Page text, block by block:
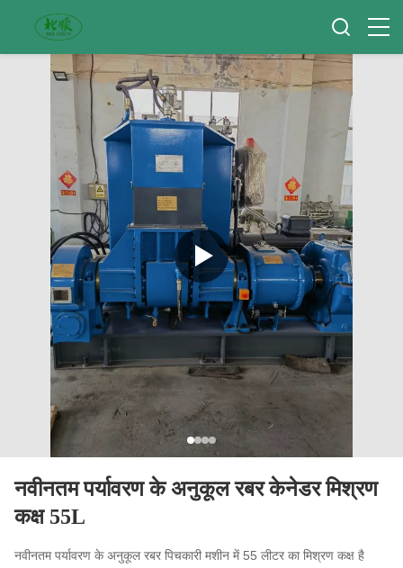
नवीनतम पर्यावरण के अनुकूल रबर केनेडर मिश्रण
कक्ष 55L
नवीनतम पर्यावरण के अनुकूल रबर पिचकारी मशीन में 55 लीटर का मिश्रण कक्ष है